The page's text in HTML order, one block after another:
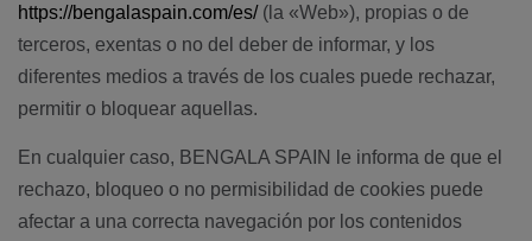
https://bengalaspain.com/es/(la «Web»), propias o de
terceros, exentas o no del deber de informar, y los
diferentes medios a través de los cuales puede rechazar,
permitir o bloquear aquellas.
En cualquier caso, BENGALA SPAIN le informa de que el
rechazo, bloqueo o no permisibilidad de cookies puede
afectar a una correcta navegación por los contenidos